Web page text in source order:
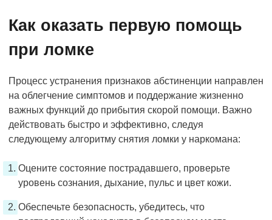
Как оказать первую помощь
при ломке
Процесс устранения признаков абстиненции направлен
на облегчение симптомов и поддержание жизненно
важных функций до прибытия скорой помощи. Важно
действовать быстро и эффективно, следуя
следующему алгоритму снятия ломки у наркомана:
Оцените состояние пострадавшего, проверьте
уровень сознания, дыхание, пульс и цвет кожи.
Обеспечьте безопасность, убедитесь, что